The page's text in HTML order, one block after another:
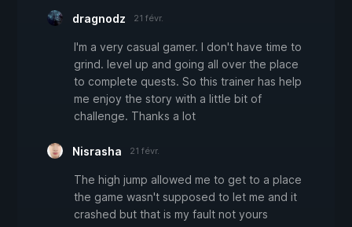
dragnodz 21 févr.
I'm a very casual gamer. I don't have time to
grind. level up and going all over the place
to complete quests. So this trainer has help
me enjoy the story with a little bit of
challenge. Thanks a lot
Nisrasha 21 févr.
The high jump allowed me to get to a place
the game wasn't supposed to let me and it
crashed but that is my fault not yours